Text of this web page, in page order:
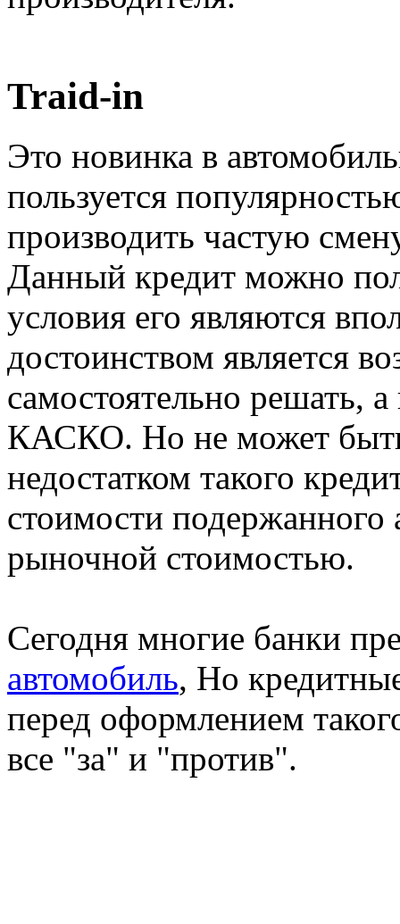
Traid-in
Это новинка в
пользуется
производить частую
Данный кредит можно
условия его являются
достоинством является
самостоятельно решать,
КАСКО. Но не может
недостатком такого
стоимости подержанного
рыночной стоимостью.
Сегодня многие банки
автомобиль, Но
перед оформлением
все "за" и "против".